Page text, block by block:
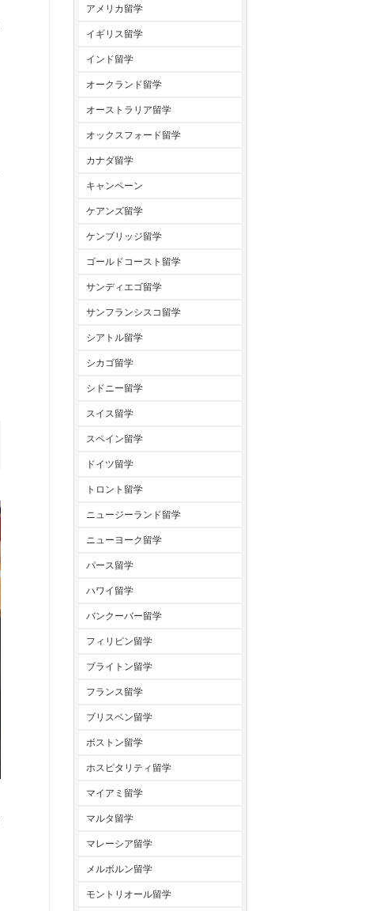
アメリカ留学
イギリス留学
インド留学
オークランド留学
オーストラリア留学
オックスフォード留学
カナダ留学
キャンペーン
ケアンズ留学
ケンブリッジ留学
ゴールドコースト留学
サンディエゴ留学
サンフランシスコ留学
シアトル留学
シカゴ留学
シドニー留学
スイス留学
スペイン留学
ドイツ留学
トロント留学
ニュージーランド留学
ニューヨーク留学
パース留学
ハワイ留学
バンクーバー留学
フィリピン留学
ブライトン留学
フランス留学
ブリスベン留学
ボストン留学
ホスピタリティ留学
マイアミ留学
マルタ留学
マレーシア留学
メルボルン留学
モントリオール留学